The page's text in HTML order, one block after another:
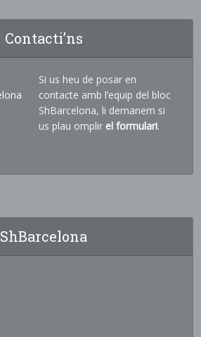
Contacti’ns
Si us heu de posar en
contacte amb l’equip del bloc
ShBarcelona, li demanem si
us plau omplir el formulari.
ShBarcelona